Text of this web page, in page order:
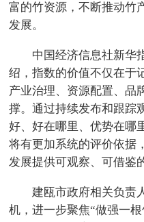
富的竹资源，不断推动竹
发展。
中国经济信息社新华
绍，指数的价值不仅在于
产业治理、资源配置、品
撑。通过持续发布和跟踪
好、好在哪里、优势在哪
将有更加系统的评价依据
发展提供可观察、可借鉴
建瓯市政府相关负责
机，进一步聚焦“做强一